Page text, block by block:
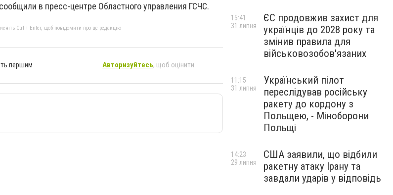
в пресс-центре Областного управления ГСЧС.
Ctrl + Enter, щоб повідомити про це редакцію
першим Авторизуйтесь, щоб оцінити
ЄС продовжив захист для
українців до 2028 року та
змінив правила для
військовозобов'язаних
15:41
31 липня
Український пілот
переслідував російську
ракету до кордону з
Польщею, - Міноборони
Польщі
11:15
31 липня
США заявили, що відбили
ракетну атаку Ірану та
завдали ударів у відповідь
14:23
29 липня